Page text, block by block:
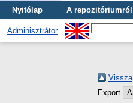
Nyitólap A repozitóriumról
Adminisztrátor
Vissza
Export